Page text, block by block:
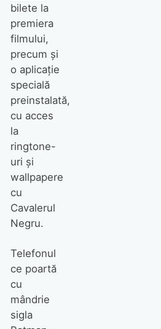
bilete la
premiera
filmului,
precum şi
o aplicaţie
specială
preinstalată,
cu acces
la
ringtone-
uri şi
wallpapere
cu
Cavalerul
Negru.
Telefonul
ce poartă
cu
mândrie
sigla